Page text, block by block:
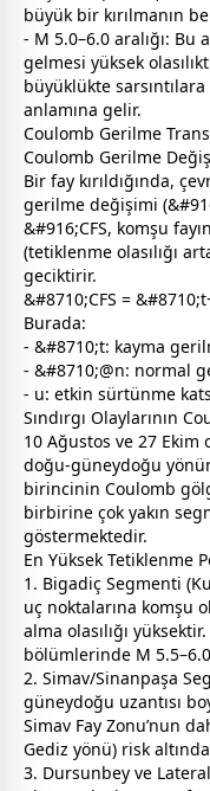
büyük bir kırılmanın
- M 5.0–6.0 aralığı: Bu
gelmesi yüksek
büyüklükte
anlamına gelir.
Coulomb Gerilme
Coulomb Gerilme
Bir fay kırıldığında,
gerilme değişimi
&#916;CFS, komşu
(tetiklenme olasılığı
geciktirir.
&#8710;CFS =
Burada:
- &#8710;t: kayma
- &#8710;@n: normal
- u: etkin sürtünme
Sındırgı Olaylarının
10 Ağustos ve 27 Ekim
doğu-güneydoğu
birincinin Coulomb
birbirine çok yakın
göstermektedir.
En Yüksek Tetiklenme
1. Bigadiç Segmenti
uç noktalarına komşu
alma olasılığı
bölümlerinde M
2. Simav/Sinanpaşa
güneydoğu uzantısı
Simav Fay Zonu’nun
Gediz yönü) risk
3. Dursunbey ve